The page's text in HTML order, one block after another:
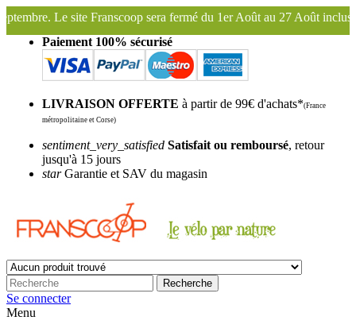
fermé du 1er Août au 27 Août inclus. Bonnes vacances !
Paiement 100% sécurisé
LIVRAISON OFFERTE à partir de 99€ d'achats*(France
métropolitaine et Corse)
sentiment_very_satisfied Satisfait ou remboursé, retour
jusqu'à 15 jours
starGarantie et SAV du magasin
Recherche
Se connecter
Menu